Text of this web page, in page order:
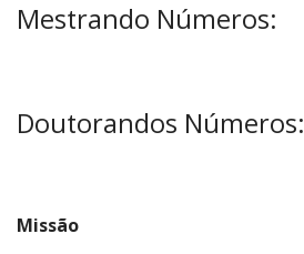
Mestrando Números:
Doutorandos Números:
Missão